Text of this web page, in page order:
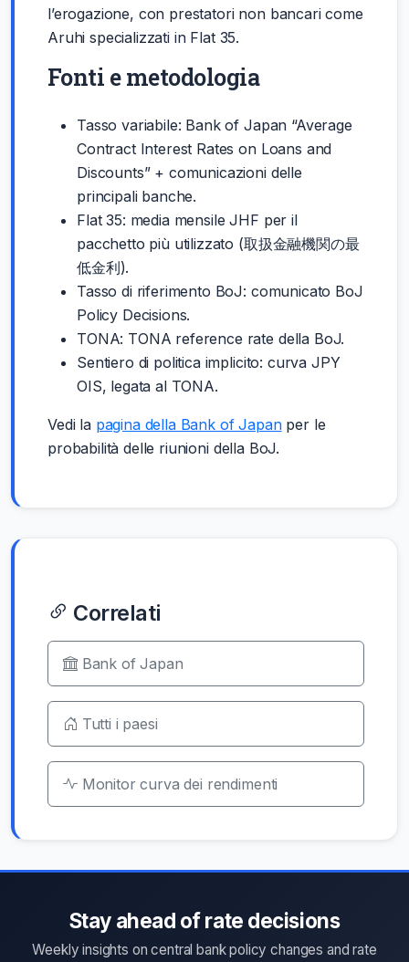
l’erogazione, con prestatori non bancari come
Aruhi specializzati in Flat 35.
Fonti e metodologia
Tasso variabile: Bank of Japan “Average
Contract Interest Rates on Loans and
Discounts” + comunicazioni delle
principali banche.
Flat 35: media mensile JHF per il
pacchetto più utilizzato (取扱金融機関の最
低金利).
Tasso di riferimento BoJ: comunicato BoJ
Policy Decisions.
TONA: TONA reference rate della BoJ.
Sentiero di politica implicito: curva JPY
OIS, legata al TONA.
Vedi la pagina della Bank of Japanper le
probabilità delle riunioni della BoJ.
Correlati
Bank of Japan
Tutti i paesi
Monitor curva dei rendimenti
Stay ahead of rate decisions
Weekly insights on central bank policy changes and rate